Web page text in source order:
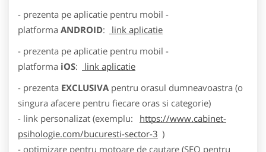
- prezenta pe aplicatie pentru mobil -
platforma ANDROID:
link aplicatie
- prezenta pe aplicatie pentru mobil -
platforma iOS:
link aplicatie
- prezenta EXCLUSIVA pentru orasul dumneavoastra (o
singura afacere pentru fiecare oras si categorie)
- link personalizat (exemplu:
https://www.cabinet-
psihologie.com/bucuresti-sector-3 )
- optimizare pentru motoare de cautare (SEO pentru